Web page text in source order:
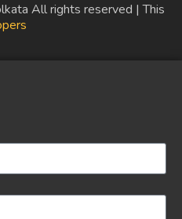
All rights reserved | This